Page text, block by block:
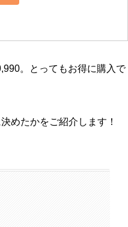
。とってもお得に購入で
めたかをご紹介します！